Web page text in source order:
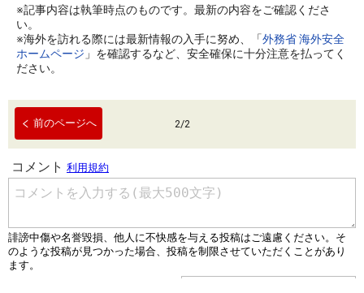
※記事内容は執筆時点のものです。最新の内容をご確認くださ
い。
※海外を訪れる際には最新情報の入手に努め、「外務省 海外安全
ホームページ 」を確認するなど、安全確保に十分注意を払ってく
ださい。
前のページへ 2/2